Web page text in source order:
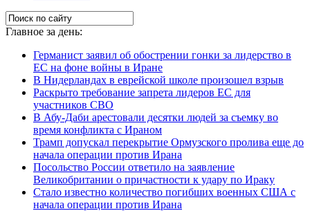
Главное за день:
Германист заявил об обострении гонки за лидерство в
ЕС на фоне войны в Иране
В Нидерландах в еврейской школе произошел взрыв
Раскрыто требование запрета лидеров ЕС для
участников СВО
В Абу-Даби арестовали десятки людей за съемку во
время конфликта с Ираном
Трамп допускал перекрытие Ормузского пролива еще до
начала операции против Ирана
Посольство России ответило на заявление
Великобритании о причастности к удару по Ираку
Стало известно количество погибших военных США с
начала операции против Ирана